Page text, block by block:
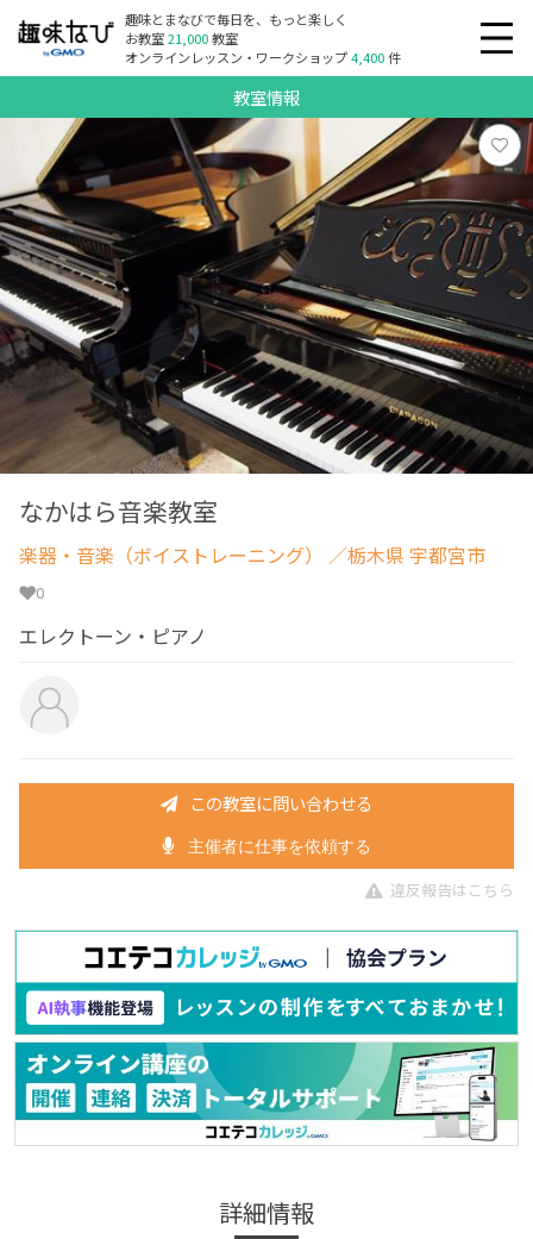
趣味とまなびで毎日を、もっと楽しく
お教室21,000教室
オンラインレッスン・ワークショップ4,400件
教室情報
なかはら音楽教室
楽器・音楽（ボイストレーニング） ／栃木県 宇都宮市
0
エレクトーン・ピアノ
この教室に問い合わせる
主催者に仕事を依頼する
違反報告はこちら
詳細情報